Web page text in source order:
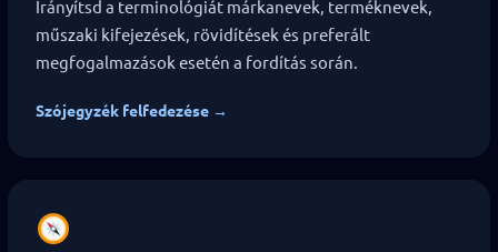
Irányítsd a terminológiát márkanevek, terméknevek,
műszaki kifejezések, rövidítések és preferált
megfogalmazások esetén a fordítás során.
Szójegyzék felfedezése →